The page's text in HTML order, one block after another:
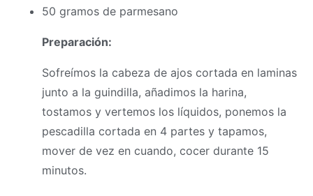
50 gramos de parmesano
Preparación:
Sofreímos la cabeza de ajos cortada en laminas
junto a la guindilla, añadimos la harina,
tostamos y vertemos los líquidos, ponemos la
pescadilla cortada en 4 partes y tapamos,
mover de vez en cuando, cocer durante 15
minutos.